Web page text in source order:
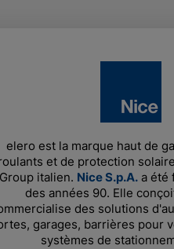
elero est la marque haut de
et de protection
Group italien. Nice S.p.A. a été
des années 90. Elle
des solutions
garages, barrières pour
systèmes de